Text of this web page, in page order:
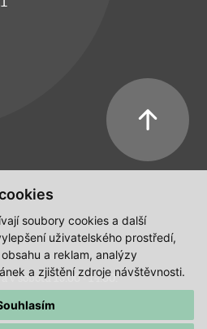
soubory cookies a další
uživatelského prostředí,
a reklam, analýzy
a zjištění zdroje návštěvnosti.
v sobotu 13:00 - 14:00.